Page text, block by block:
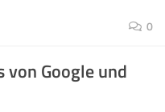
0
Google und